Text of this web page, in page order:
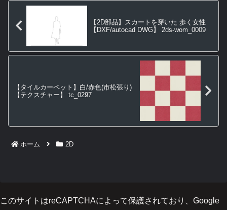
【2D部品】スカートを穿いた 歩く女性
【DXF/autocad DWG】 2ds-wom_0009
【タイルカーペット】白/赤色(市松張り)
【テクスチャー】 tc_0297
ホーム 2D
このサイトはreCAPTCHAによって保護されており、Google